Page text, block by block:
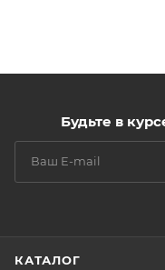
Будьте в
КАТАЛОГ